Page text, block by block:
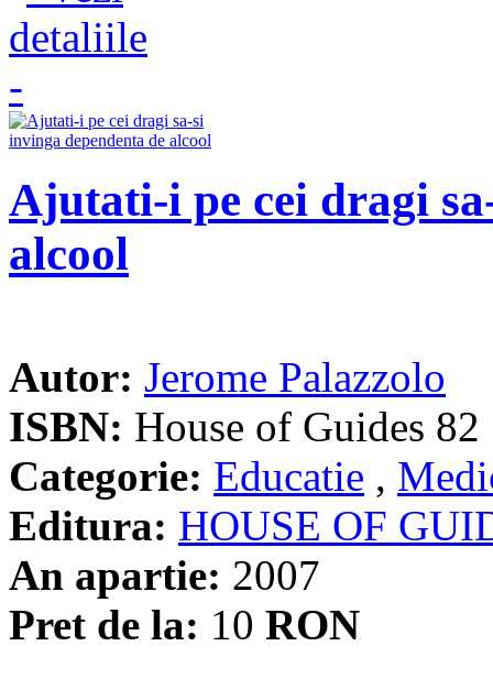
Ajutati-i pe cei dragi
alcool
Autor: Jerome Palazzolo
ISBN: House of Guides 82
Categorie: Educatie ,
Editura: HOUSE OF
An apartie: 2007
Pret de la: 10 RON